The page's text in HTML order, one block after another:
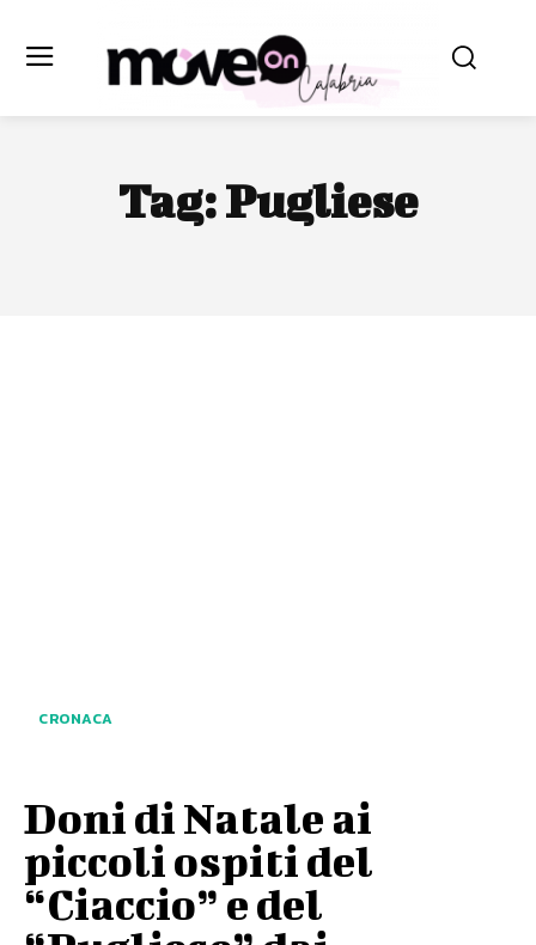
Tag:Pugliese
CRONACA
Doni di Natale ai
piccoli ospiti del
“Ciaccio” e del